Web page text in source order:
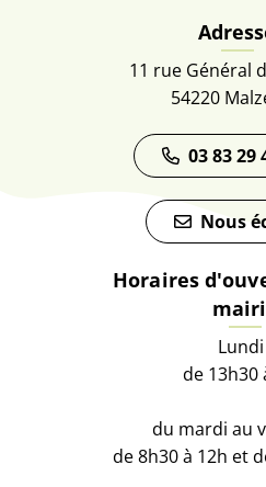
11 rue Général
54220
03 83 29
Nous
Horaires
Lundi
de 13h30
du mardi au
de 8h30 à 12h et